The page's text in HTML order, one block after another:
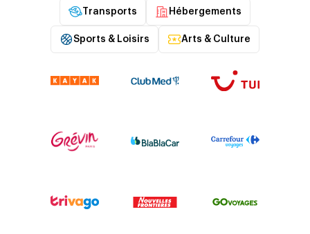
Transports Hébergements
Sports & Loisirs Arts & Culture